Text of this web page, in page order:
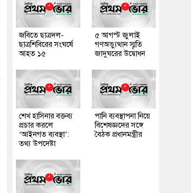
জবিতে ছাত্রদল-
ছাত্রশিবিরের সংঘর্ষে
আহত ১৫
৫ আগস্ট জুলাই
গণঅভ্যুত্থান স্মৃতি
জাদুঘরের উদ্বোধন
শেখ হাসিনার বক্তব্য
প্রচার করলে
‘আইনগত ব্যবস্থা’:
তথ্য উপদেষ্টা
পানি ব্যবস্থাপনা নিয়ে
বিশেষজ্ঞদের সঙ্গে
বৈঠক প্রধানমন্ত্রীর